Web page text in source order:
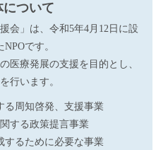
について
会」は、令和5年4月12日に設
です。
医療発展の支援を目的とし、
行います。
る周知啓発、支援事業
する政策提言事業
するために必要な事業